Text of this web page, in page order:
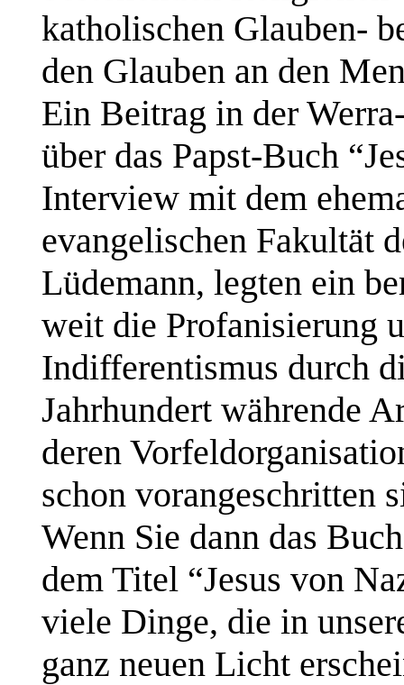
katholischen Glauben-
den Glauben an den
Ein Beitrag in der
über das Papst-Buch
Interview mit dem
evangelischen Fakultät
Lüdemann, legten ein
weit die Profanisierung
Indifferentismus durch
Jahrhundert währende
deren
schon vorangeschritten
Wenn Sie dann das
dem Titel “Jesus von
viele Dinge, die in
ganz neuen Licht